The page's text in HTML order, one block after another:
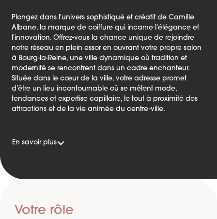
Plongez dans l'univers sophistiqué et créatif de Camille
Albane, la marque de coiffure qui incarne l'élégance et
l'innovation. Offrez-vous la chance unique de rejoindre
notre réseau en plein essor en ouvrant votre propre salon
à Bourg-la-Reine, une ville dynamique où tradition et
modernité se rencontrent dans un cadre enchanteur.
Située dans le cœur de la ville, votre adresse promet
d’être un lieu incontournable où se mêlent mode,
tendances et expertise capillaire, le tout à proximité des
attractions et de la vie animée du centre-ville.
En savoir plus
Votre rôle